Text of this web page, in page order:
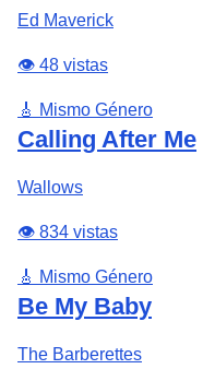
Ed Maverick
👁️ 48 vistas
🎸 Mismo Género
Calling After Me
Wallows
👁️ 834 vistas
🎸 Mismo Género
Be My Baby
The Barberettes